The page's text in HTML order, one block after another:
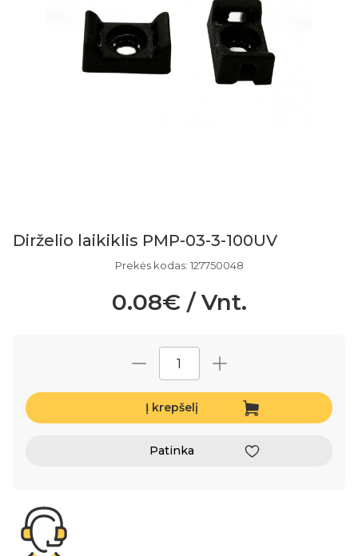
Dirželio laikiklis PMP-03-3-100UV
Prekės kodas: 127750048
0.08€ / Vnt.
Į krepšelį
Patinka